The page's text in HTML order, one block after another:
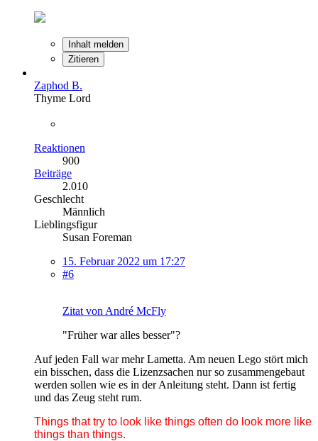
Inhalt melden
Zitieren
Zaphod B.
Thyme Lord
Reaktionen
900
Beiträge
2.010
Geschlecht
Männlich
Lieblingsfigur
Susan Foreman
15. Februar 2022 um 17:27
#6
Zitat von André McFly
"Früher war alles besser"?
Auf jeden Fall war mehr Lametta. Am neuen Lego stört mich
ein bisschen, dass die Lizenzsachen nur so zusammengebaut
werden sollen wie es in der Anleitung steht. Dann ist fertig
und das Zeug steht rum.
Things that try to look like things often do look more like
things than things.